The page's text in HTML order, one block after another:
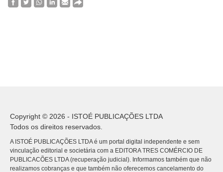
Copyright © 2026 - ISTOÉ PUBLICAÇÕES LTDA
Todos os direitos reservados.
A ISTOÉ PUBLICAÇÕES LTDA é um portal digital independente e sem
vinculação editorial e societária com a EDITORA TRES COMÉRCIO DE
PUBLICACÕES LTDA (recuperação judicial). Informamos também que não
realizamos cobranças e que também não oferecemos cancelamento do